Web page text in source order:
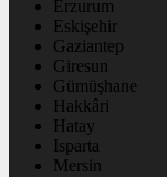
Erzurum
Eskişehir
Gaziantep
Giresun
Gümüşhane
Hakkâri
Hatay
Isparta
Mersin